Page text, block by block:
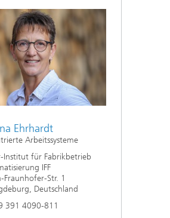
Ehrhardt
Arbeitssysteme
Institut für Fabrikbetrieb
IFF
Fraunhofer-Str. 1
Deutschland
391 4090-811